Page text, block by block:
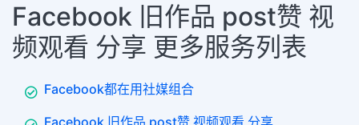
Facebook 旧作品 post赞 视
频观看 分享 更多服务列表
Facebook都在用社媒组合